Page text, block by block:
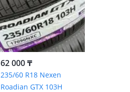
62 000 ₸
235/60 R18 Nexen
Roadian GTX 103H